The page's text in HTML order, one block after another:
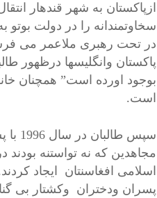
ازپاکستان به شهر قندهار
سخاوتمندانه را در دولت
در تحت رهبری ملاعمر می
پاکستان وانگلیسها درظهور
بوجود اورده است” همچنان
است.
مجاهدین که نه تواستنه
اسلامی افغاسنتان ایجاد
پسران ودختران وکشتار بی